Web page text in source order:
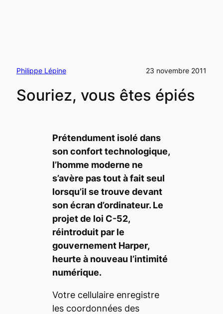
Philippe Lépine 23 novembre 2011
Souriez, vous êtes épiés
Prétendument isolé dans
son confort technologique,
l’homme moderne ne
s’avère pas tout à fait seul
lorsqu’il se trouve devant
son écran d’ordinateur. Le
projet de loi C-52,
réintroduit par le
gouvernement Harper,
heurte à nouveau l’intimité
numérique.
Votre cellulaire enregistre
les coordonnées des